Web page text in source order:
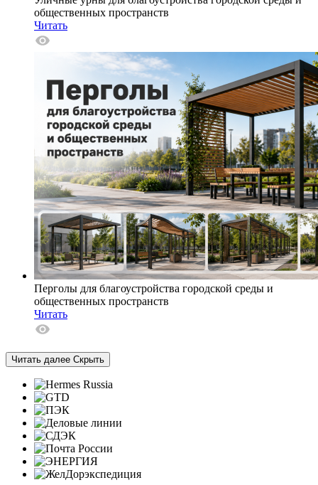
общественных пространств
Читать
Перголы для благоустройства городской среды и
общественных пространств
Читать
Читать далее Скрыть